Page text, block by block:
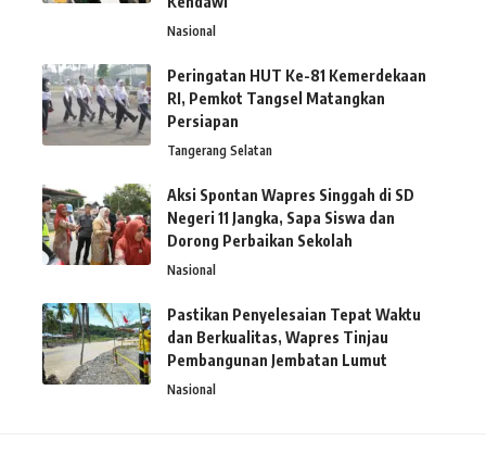
Nasional
Peringatan HUT Ke-81 Kemerdekaan
RI, Pemkot Tangsel Matangkan
Persiapan
Tangerang Selatan
Aksi Spontan Wapres Singgah di SD
Negeri 11 Jangka, Sapa Siswa dan
Dorong Perbaikan Sekolah
Nasional
Pastikan Penyelesaian Tepat Waktu
dan Berkualitas, Wapres Tinjau
Pembangunan Jembatan Lumut
Nasional